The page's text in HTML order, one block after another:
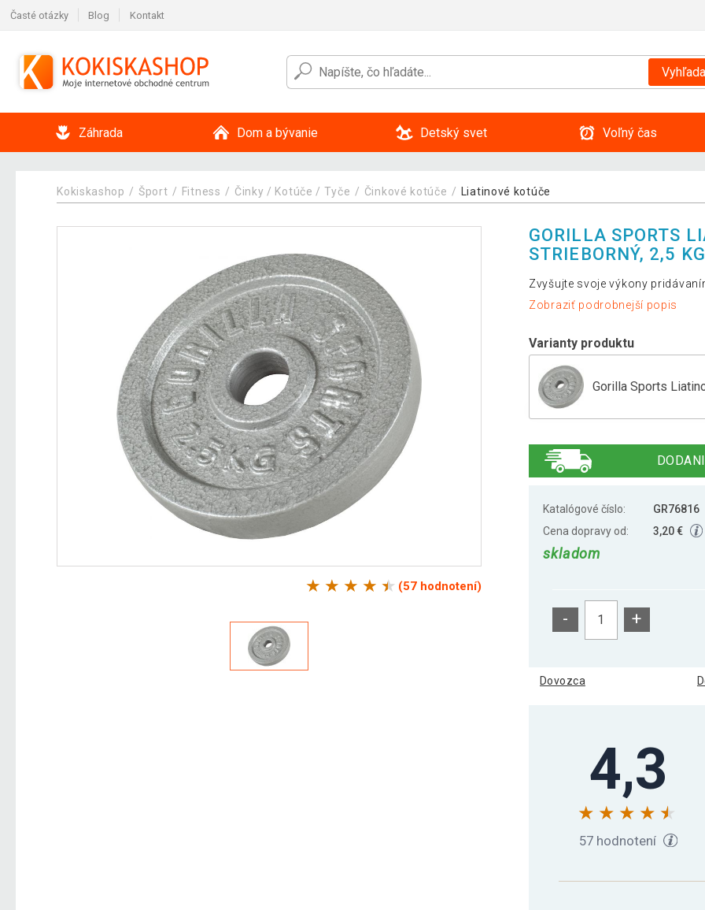
Časté otázky Blog Kontakt
Záhrada Dom a bývanie Detský svet Voľný čas
Kokiskashop Šport Fitness Činky / Kotúče / Tyče Činkové kotúče Liatinové kotúče
(57 hodnotení)
GORILLA SPORTS
STRIEBORNÝ, 2,5 KG
Zvyšujte svoje výkony
Zobraziť podrobnejší popis
Varianty produktu
Gorilla Sports
Gorilla Sports
Gorilla Sports
Gorilla Sports
Gorilla Sports
Katalógové číslo:
GR76816
Cena dopravy od:
3,20 €
skladom
- +
Dovozca
4,3
57 hodnotení